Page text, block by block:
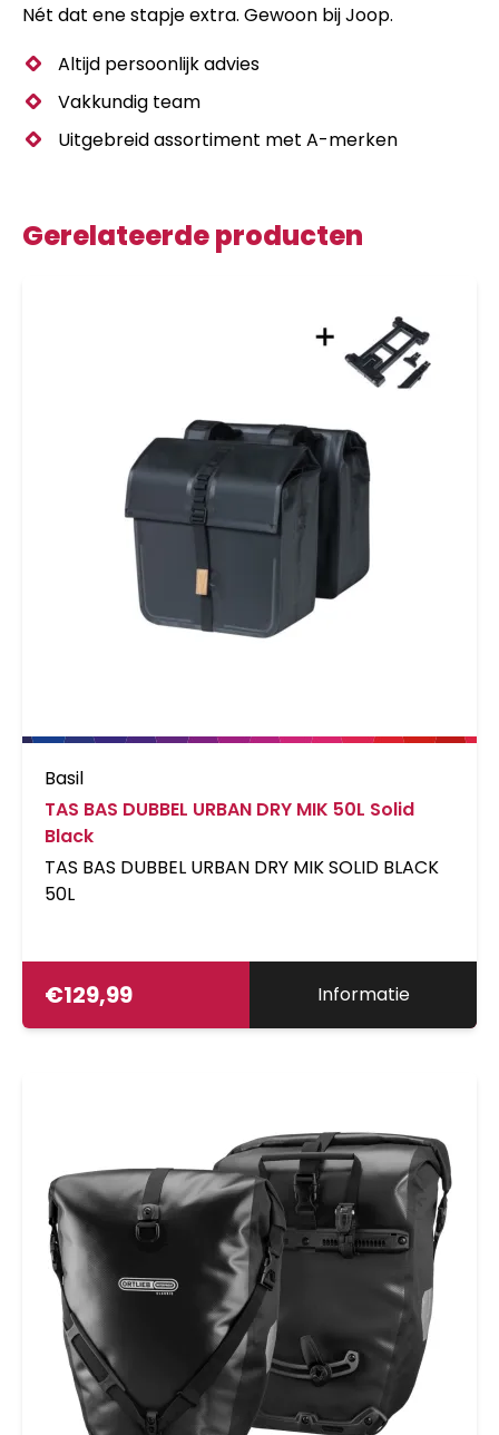
Nét dat ene stapje extra. Gewoon bij Joop.
Altijd persoonlijk advies
Vakkundig team
Uitgebreid assortiment met A-merken
Gerelateerde producten
Basil
TAS BAS DUBBEL URBAN DRY MIK 50L Solid
Black
TAS BAS DUBBEL URBAN DRY MIK SOLID BLACK
50L
€129,99 Informatie